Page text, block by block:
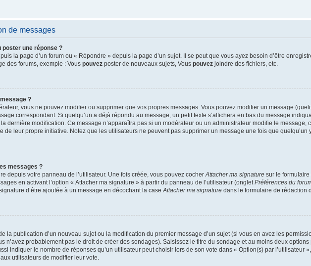
de messages
poster une réponse ?
la page d’un forum ou « Répondre » depuis la page d’un sujet. Il se peut que vous ayez besoin d’être
des forums, exemple : Vous pouvez poster de nouveaux sujets, Vous pouvez joindre des fichiers, etc.
?
vous ne pouvez modifier ou supprimer que vos propres messages. Vous pouvez modifier un message
correspondant. Si quelqu’un a déjà répondu au message, un petit texte s’affichera en bas du message
dernière modification. Ce message n’apparaîtra pas si un modérateur ou un administrateur modifie le
de leur propre initiative. Notez que les utilisateurs ne peuvent pas supprimer un message une fois que quelqu’un
messages ?
depuis votre panneau de l’utilisateur. Une fois créée, vous pouvez cocherAttacher ma signature sur le
en activant l’option « Attacher ma signature » à partir du panneau de l’utilisateur (ongletPréférences du
d’être ajoutée à un message en décochant la caseAttacher ma signature dans le formulaire de rédaction
la publication d’un nouveau sujet ou la modification du premier message d’un sujet (si vous en avez les
n’avez probablement pas le droit de créer des sondages). Saisissez le titre du sondage et au moins deux
indiquer le nombre de réponses qu’un utilisateur peut choisir lors de son vote dans « Option(s) par l’utilisateur
utilisateurs de modifier leur vote.